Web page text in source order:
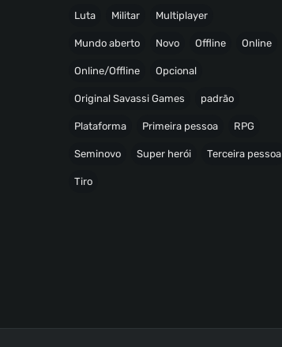
Luta Militar Multiplayer
Mundo aberto Novo Offline Online
Online/Offline Opcional
Original Savassi Games padrão
Plataforma Primeira pessoa RPG
Seminovo Super herói Terceira pessoa
Tiro